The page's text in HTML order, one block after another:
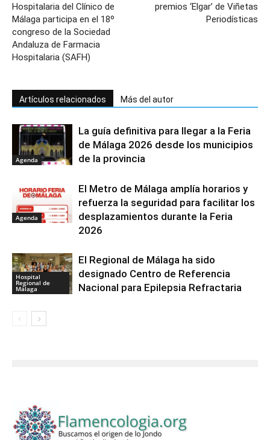
Hospitalaria del Clínico de
Málaga participa en el 18º
congreso de la Sociedad
Andaluza de Farmacia
Hospitalaria (SAFH)
premios ‘Elgar’ de Viñetas
Periodísticas
Artículos relacionados Más del autor
Agenda
La guía definitiva para llegar a la Feria
de Málaga 2026 desde los municipios
de la provincia
Agenda
El Metro de Málaga amplía horarios y
refuerza la seguridad para facilitar los
desplazamientos durante la Feria
2026
Hospital
Regional de
Málaga
El Regional de Málaga ha sido
designado Centro de Referencia
Nacional para Epilepsia Refractaria